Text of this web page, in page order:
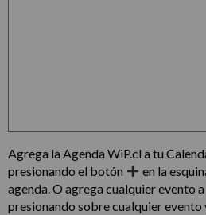
Agrega la Agenda WiP.cl a tu
presionando el botón
en la
agenda. O agrega cualquier evento
presionando sobre cualquier